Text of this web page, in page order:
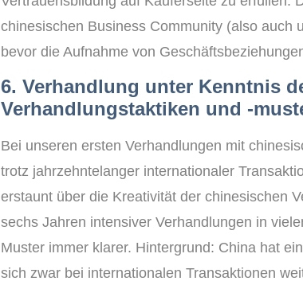
chinesischen Business Community (also auch
bevor die Aufnahme von
6. Verhandlung unter Kenntnis
Verhandlungstaktiken und -
Bei unseren ersten Verhandlungen mit
trotz jahrzehntelanger internationaler
erstaunt über die Kreativität der chinesischen
sechs Jahren intensiver Verhandlungen in
Muster immer klarer. Hintergrund: China hat
sich zwar bei internationalen Transaktionen